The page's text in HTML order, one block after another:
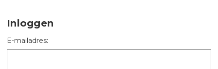
Inloggen
E-mailadres: